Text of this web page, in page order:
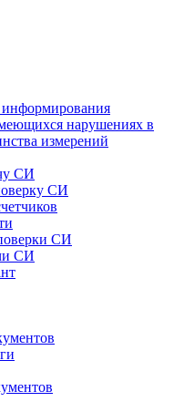
нарушениях в
измерений
СИ
СИ
СИ
СИ